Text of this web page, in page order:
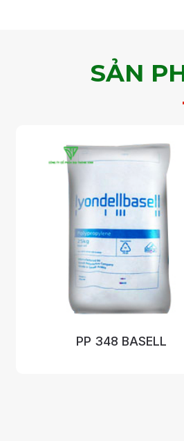
SẢN
PP 348 BASELL